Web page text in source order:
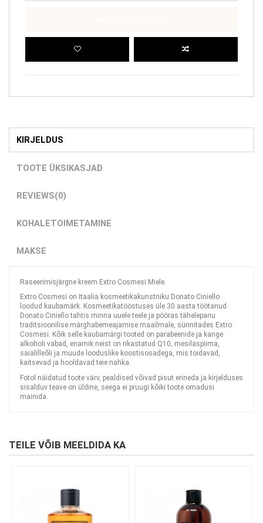
KIRJELDUS
TOOTE ÜKSIKASJAD
REVIEWS(0)
KOHALETOIMETAMINE
MAKSE
Raseerimisjärgne kreem Extro Cosmesi Miele.
Extro Cosmesi on Itaalia kosmeetikakunstniku Donato Ciniello
loodud kaubamärk. Kosmeetikatööstuses üle 30 aasta töötanud
Donato Ciniello tahtis minna uuele teele ja pööras tähelepanu
traditsioonilise märghabemeajamise maailmale, sünnitades Extro
Cosmesi. Kõik selle kaubamärgi tooted on parabeenide ja kange
alkoholi vabad, enamik neist on rikastatud Q10, mesilaspiima,
saialilleõli ja muude looduslike koostisosadega, mis toidavad,
kaitsevad ja hooldavad teie nahka.
Fotol näidatud toote värv, pealdised võivad pisut erineda ja kirjelduses
sisalduv teave on üldine, seega ei pruugi kõiki toote omadusi
mainida.
TEILE VÕIB MEELDIDA KA